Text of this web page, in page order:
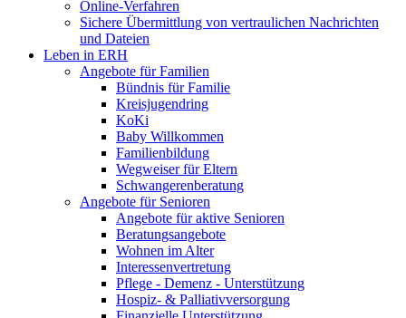
Online-Verfahren
Sichere Übermittlung von vertraulichen Nachrichten
und Dateien
Leben in ERH
Angebote für Familien
Bündnis für Familie
Kreisjugendring
KoKi
Baby Willkommen
Familienbildung
Wegweiser für Eltern
Schwangerenberatung
Angebote für Senioren
Angebote für aktive Senioren
Beratungsangebote
Wohnen im Alter
Interessenvertretung
Pflege - Demenz - Unterstützung
Hospiz- & Palliativversorgung